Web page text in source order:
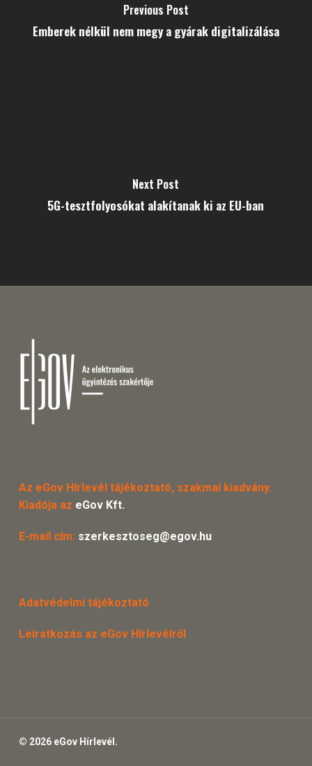
Previous Post
Emberek nélkül nem megy a gyárak digitalizálása
Next Post
5G-teszt­folyosókat alakítanak ki az EU-ban
Az eGov Hírlevél tájékoztató, szakmai kiadvány.
Kiadója az eGov Kft.
E-mail cím: szerkesztoseg@egov.hu
Adatvédelmi tájékoztató
Leiratkozás az eGov Hírlevélről
© 2026 eGov Hírlevél.